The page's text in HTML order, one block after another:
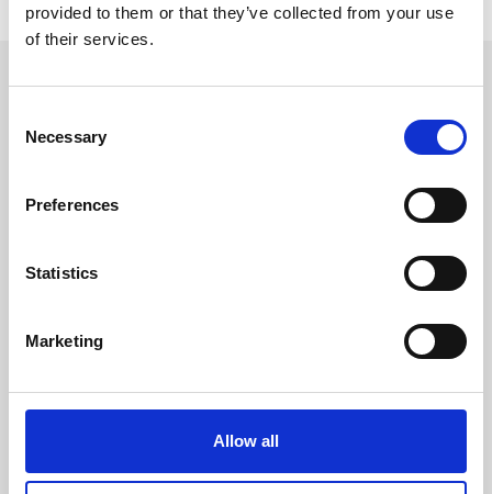
provided to them or that they’ve collected from your use
of their services.
Selection
Necessary
Preferences
Statistics
Marketing
Allow all
OUTRASNOTÍCIAS
Barriga Inchada
Há dias em que acordamos com a sensação
apertam, a roupa não cai bem...